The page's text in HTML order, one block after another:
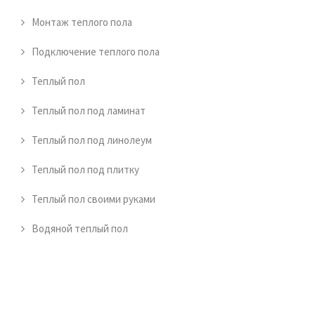
Монтаж теплого пола
Подключение теплого пола
Теплый пол
Теплый пол под ламинат
Теплый пол под линолеум
Теплый пол под плитку
Теплый пол своими руками
Водяной теплый пол